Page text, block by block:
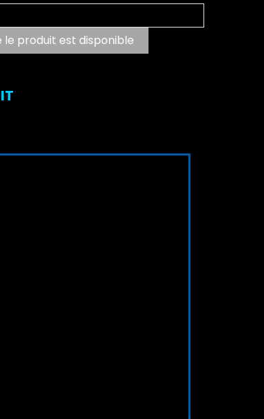
produit est disponible